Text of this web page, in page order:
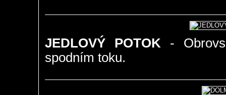
JEDLOVÝ POTOK -
spodním toku.